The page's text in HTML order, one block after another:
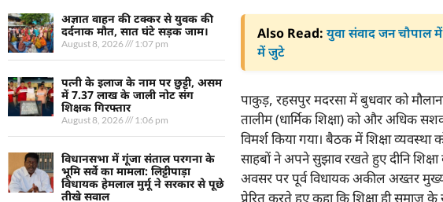
अज्ञात वाहन की टक्कर से युवक की
दर्दनाक मौत, सात घंटे सड़क जाम।
August 8, 2026 1:07 pm
पत्नी के इलाज के नाम पर छुट्टी, असम
में 7.37 लाख के जाली नोट संग
शिक्षक गिरफ्तार
August 8, 2026 1:06 pm
विधानसभा में गूंजा संताल परगना के
भूमि सर्वे का मामला: लिट्टीपाड़ा
विधायक हेमलाल मुर्मू ने सरकार से पूछे
तीखे सवाल
Also Read: युवा संवाद जन चौपाल में
में जुटे
पाकुड़, रहसपुर मदरसा में बुधवार को
तालीम (धार्मिक शिक्षा) को और अधिक
विमर्श किया गया। बैठक में शिक्षा
साहबों ने अपने सुझाव रखते हुए दीनि
अवसर पर पूर्व विधायक अकील अख्तर मुख्य
प्रेरित करते हुए कहा कि शिक्षा ही